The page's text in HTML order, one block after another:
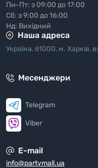
Пн-Пт: з 09:00 до 17:00
Сб: з 9:00 до 16:00
Нд: Вихідний
Наша адреса
Україна, 61000, м. Харків,
Месенджери
Telegram
Viber
E-mail
info@partymall.ua